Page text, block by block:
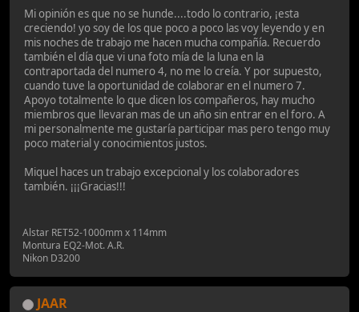
Mi opinión es que no se hunde....todo lo contrario, ¡esta
creciendo! yo soy de los que poco a poco las voy leyendo y en
mis noches de trabajo me hacen mucha compañía. Recuerdo
también el día que vi una foto mía de la luna en la
contraportada del numero 4, no me lo creía. Y por supuesto,
cuando tuve la oportunidad de colaborar en el numero 7.
Apoyo totalmente lo que dicen los compañeros, hay mucho
miembros que llevaran mas de un año sin entrar en el foro. A
mi personalmente me gustaría participar mas pero tengo muy
poco material y conocimientos justos.
Miquel haces un trabajo excepcional y los colaboradores
también. ¡¡¡Gracias!!!
Alstar RET52-1000mm x 114mm
Montura EQ2-Mot. A.R.
Nikon D3200
JAAR